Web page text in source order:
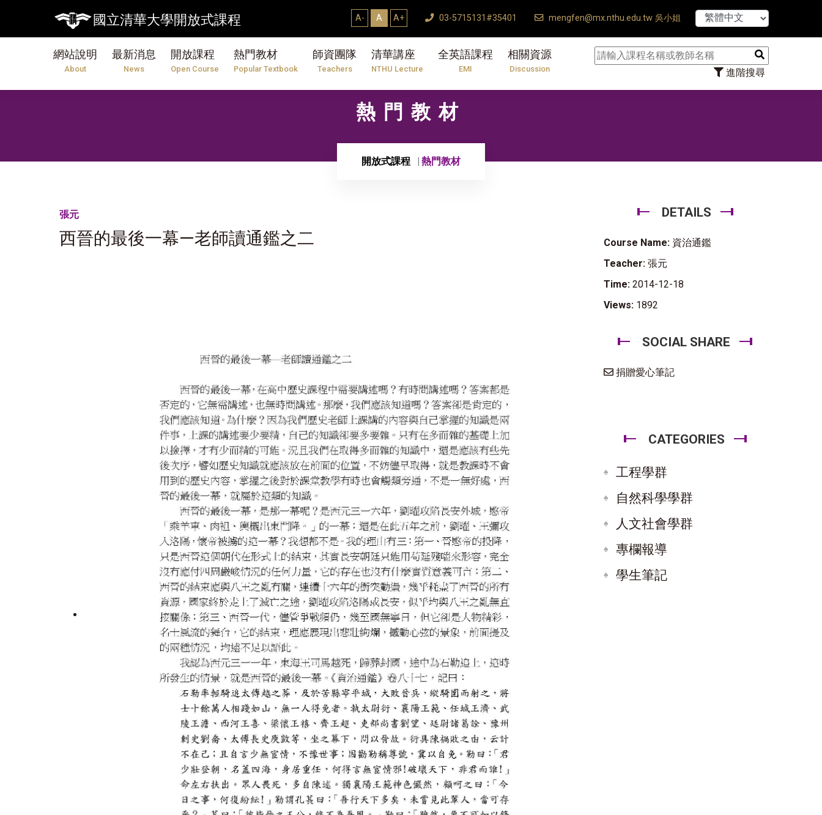
國立清華大學開放式課程 A- A A+ 03-5715131#35401 mengfen@mx.nthu.edu.tw 吳小姐
網站說明
About
最新消息
News
開放課程
Open Course
熱門教材
Popular Textbook
師資團隊
Teachers
清華講座
NTHU Lecture
全英語課程
EMI
相關資源
Discussion 進階搜尋
【7/31】
熱門教材
開放式課程 熱門教材
張元
西晉的最後一幕—老師讀通鑑之二
DETAILS
Course Name: 資治通鑑
Teacher: 張元
Time: 2014-12-18
Views: 1892
SOCIAL SHARE
捐贈愛心筆記
CATEGORIES
工程學群
自然科學學群
人文社會學群
專欄報導
學生筆記